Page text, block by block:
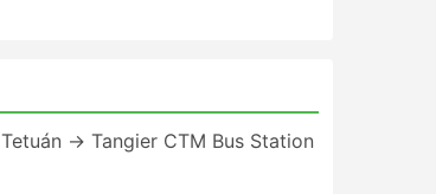
Tetuán → Tangier CTM Bus Station